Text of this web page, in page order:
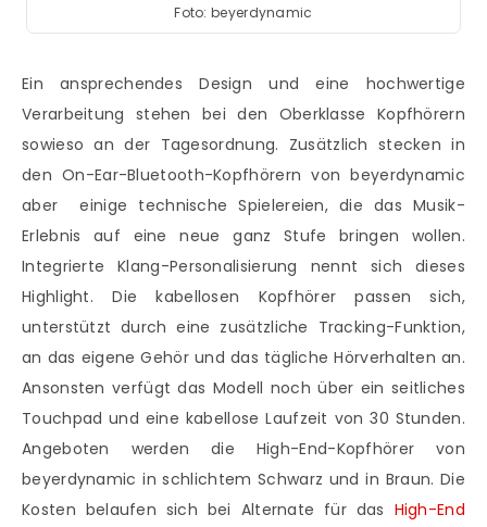
Foto: beyerdynamic
Ein ansprechendes Design und eine hochwertige
Verarbeitung stehen bei den Oberklasse Kopfhörern
sowieso an der Tagesordnung. Zusätzlich stecken in
den On-Ear-Bluetooth-Kopfhörern von beyerdynamic
aber einige technische Spielereien, die das Musik-
Erlebnis auf eine neue ganz Stufe bringen wollen.
Integrierte Klang-Personalisierung nennt sich dieses
Highlight. Die kabellosen Kopfhörer passen sich,
unterstützt durch eine zusätzliche Tracking-Funktion,
an das eigene Gehör und das tägliche Hörverhalten an.
Ansonsten verfügt das Modell noch über ein seitliches
Touchpad und eine kabellose Laufzeit von 30 Stunden.
Angeboten werden die High-End-Kopfhörer von
beyerdynamic in schlichtem Schwarz und in Braun. Die
Kosten belaufen sich bei Alternate für das High-End